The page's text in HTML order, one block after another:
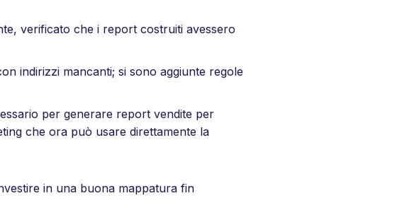
verificato che i report costruiti avessero
indirizzi mancanti; si sono aggiunte regole
per generare report vendite per
che ora può usare direttamente la
in una buona mappatura fin